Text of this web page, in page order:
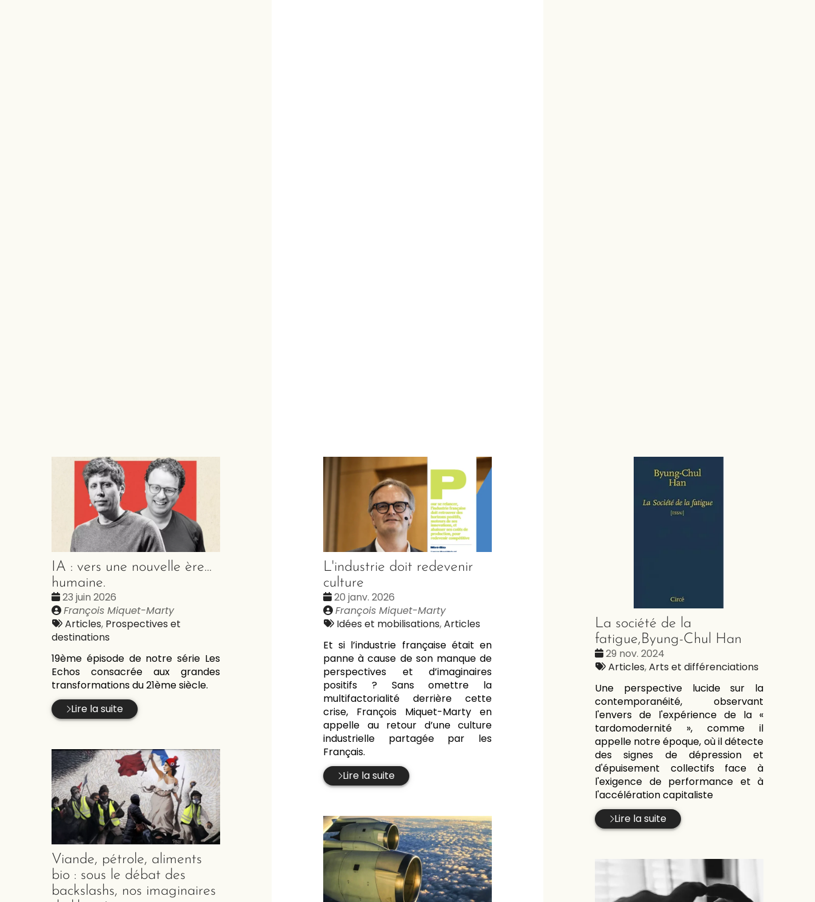
IA : vers une nouvelle ère...
humaine.
Date
23 juin 2026
Publié
par
François Miquet-Marty
Tags
:
Articles, Prospectives et
destinations
19ème épisode de notre série Les
Echos consacrée aux grandes
transformations du 21ème siècle.
Lire la suite
Viande, pétrole, aliments
bio : sous le débat des
backslashs, nos imaginaires
L'industrie doit redevenir
culture
Date
20 janv. 2026
Publié
par
François Miquet-Marty
Tags
Idées et mobilisations,Articles
Et si l’industrie française était en
panne à cause de son manque de
perspectives et d’imaginaires
positifs ? Sans omettre la
multifactorialité derrière cette
crise, François Miquet-Marty en
appelle au retour d’une culture
industrielle partagée par les
Français.
Lire la suite
La société de la
fatigue,Byung-Chul Han
Date
:
29 nov. 2024
Tags
Articles,Arts et différenciations
Une perspective lucide sur la
contemporanéité, observant
l'envers de l'expérience de la «
tardomodernité », comme il
appelle notre époque, où il détecte
des signes de dépression et
d'épuisement collectifs face à
l'exigence de performance et à
l'accélération capitaliste
Lire la suite